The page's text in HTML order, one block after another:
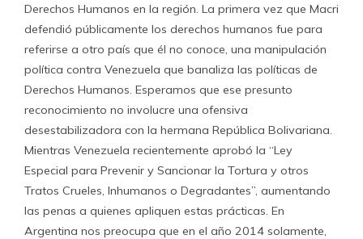
Derechos Humanos en la región. La primera vez que Macri
defendió públicamente los derechos humanos fue para
referirse a otro país que él no conoce, una manipulación
política contra Venezuela que banaliza las políticas de
Derechos Humanos. Esperamos que ese presunto
reconocimiento no involucre una ofensiva
desestabilizadora con la hermana República Bolivariana.
Mientras Venezuela recientemente aprobó la “Ley
Especial para Prevenir y Sancionar la Tortura y otros
Tratos Crueles, Inhumanos o Degradantes”, aumentando
las penas a quienes apliquen estas prácticas. En
Argentina nos preocupa que en el año 2014 solamente,